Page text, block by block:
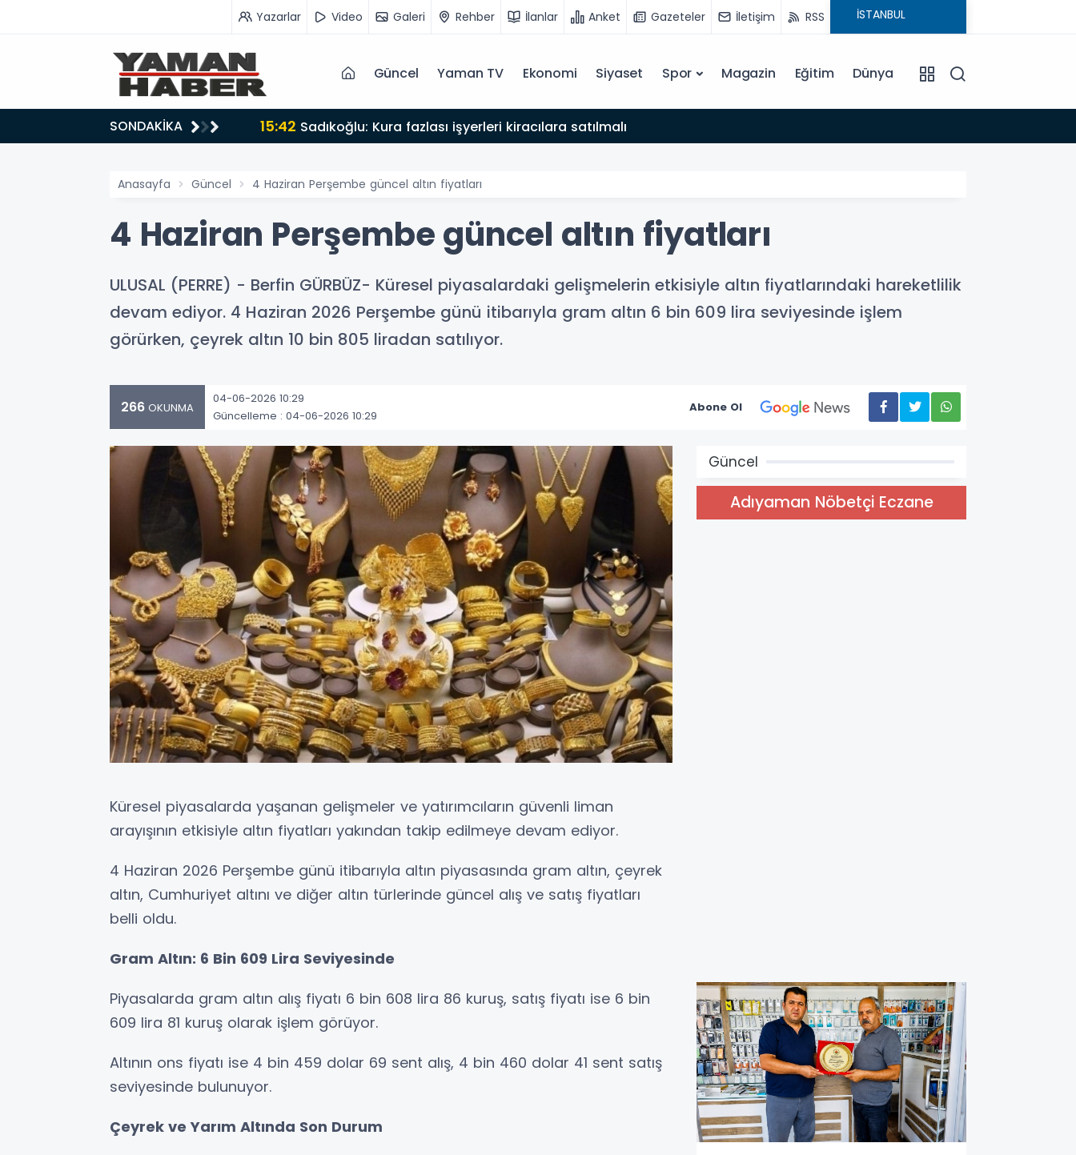
Yazarlar Video Galeri Rehber İlanlar Anket Gazeteler İletişim RSS
Güncel Yaman TV Ekonomi Siyaset Spor Magazin Eğitim Dünya
SONDAKİKA
tarafında olmayı seçtim’ 15:42 Sadıkoğlu: Kura fazlası işyerleri kiracılara satılmalı
Anasayfa Güncel 4 Haziran Perşembe güncel altın fiyatları
4 Haziran Perşembe güncel altın fiyatları
ULUSAL (PERRE) - Berfin GÜRBÜZ- Küresel piyasalardaki gelişmelerin etkisiyle altın fiyatlarındaki hareketlilik
devam ediyor. 4 Haziran 2026 Perşembe günü itibarıyla gram altın 6 bin 609 lira seviyesinde işlem
görürken, çeyrek altın 10 bin 805 liradan satılıyor.
266 OKUNMA
04-06-2026 10:29
Güncelleme : 04-06-2026 10:29
Abone Ol
Küresel piyasalarda yaşanan gelişmeler ve yatırımcıların güvenli liman
arayışının etkisiyle altın fiyatları yakından takip edilmeye devam ediyor.
4 Haziran 2026 Perşembe günü itibarıyla altın piyasasında gram altın, çeyrek
altın, Cumhuriyet altını ve diğer altın türlerinde güncel alış ve satış fiyatları
belli oldu.
Gram Altın: 6 Bin 609 Lira Seviyesinde
Piyasalarda gram altın alış fiyatı 6 bin 608 lira 86 kuruş, satış fiyatı ise 6 bin
609 lira 81 kuruş olarak işlem görüyor.
Altının ons fiyatı ise 4 bin 459 dolar 69 sent alış, 4 bin 460 dolar 41 sent satış
seviyesinde bulunuyor.
Çeyrek ve Yarım Altında Son Durum
Güncel
Adıyaman Nöbetçi Eczane